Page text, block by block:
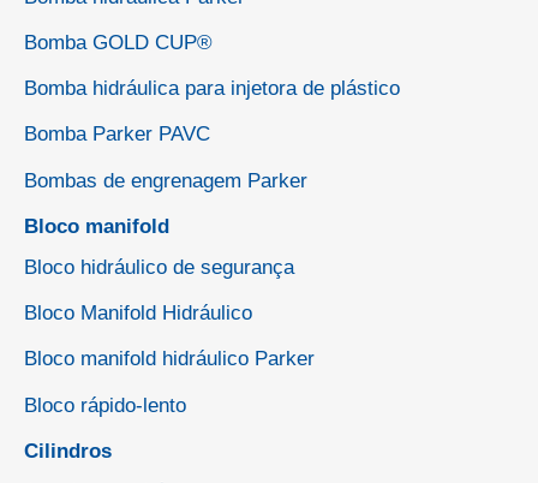
Bomba GOLD CUP®
Bomba hidráulica para injetora de plástico
Bomba Parker PAVC
Bombas de engrenagem Parker
Bloco manifold
Bloco hidráulico de segurança
Bloco Manifold Hidráulico
Bloco manifold hidráulico Parker
Bloco rápido-lento
Cilindros